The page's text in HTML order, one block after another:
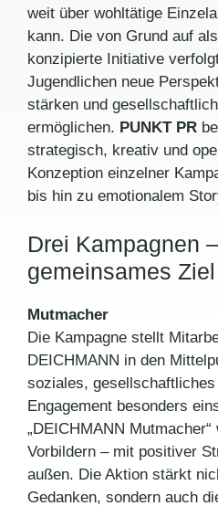
weit über wohltätige
kann. Die von Grund auf
konzipierte Initiative
Jugendlichen neue
stärken und
ermöglichen. PUNKT PR
strategisch, kreativ und
Konzeption einzelner
bis hin zu emotionalem
Drei Kampagnen
gemeinsames Ziel
Mutmacher
Die Kampagne stellt
DEICHMANN in den
soziales,
Engagement besonders
„DEICHMANN
Vorbildern – mit positiver
außen. Die Aktion stärkt
Gedanken, sondern auch